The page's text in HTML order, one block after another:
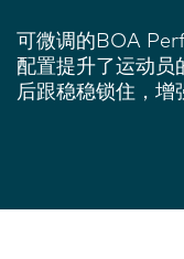
可微调的BOA
配置提升了运动员
后跟稳稳锁住，增